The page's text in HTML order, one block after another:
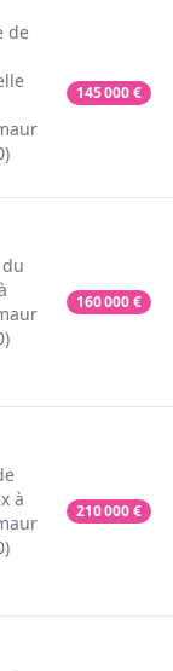
de
145 000€
160 000€
à
210 000€